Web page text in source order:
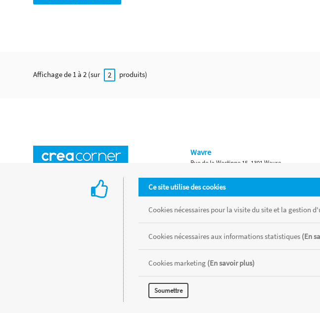
Affichage de 1 à 2 (sur 2 produits)
Ce site utilise des cookies
Cookies nécessaires pour la visite du site et la gestion
Cookies nécessaires aux informations statistiques (En
Cookies marketing (En savoir plus)
Soumettre
Wavre
Rue de la Wastinne 15, 1301 Wavre
Waterloo
Chaussée de Bruxelles 315, 1410 Waterloo
Tous les produits sont vendus dans la limite des stocks disponibles de chaque magasin, toutes taxes
CONDITIONS GÉNÉRALES RÉALISÉ AVEC MERCATOR